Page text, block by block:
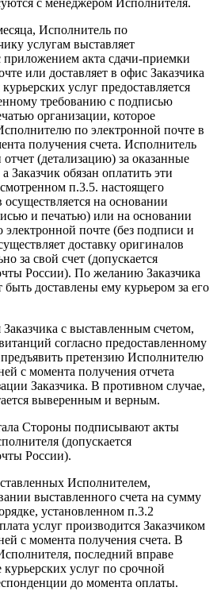
с менеджером Исполнителя.
Исполнитель по
услугам выставляет
приложением акта сдачи-приемки
или доставляет в офис Заказчика
услуг предоставляется
требованию с подписью
организации, которое
по электронной почте в
получения счета. Исполнитель
(детализацию) за оказанные
Заказчик обязан оплатить эти
п.3.5. настоящего
осуществляется на основании
и печатью) или на основании
почте (без подписи и
доставку оригиналов
за свой счет (допускается
России). По желанию Заказчика
доставлены ему курьером за его
Заказчика с выставленным счетом,
согласно предоставленному
предъявить претензию Исполнителю
с момента получения отчета
Заказчика. В противном случае,
выверенным и верным.
Стороны подписывают акты
(допускается
России).
Исполнителем,
выставленного счета на сумму
установленном п.3.2
услуг производится Заказчиком
с момента получения счета. В
последний вправе
курьерских услуг по срочной
до момента оплаты.